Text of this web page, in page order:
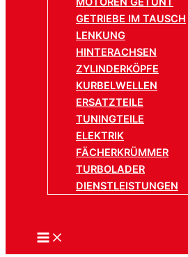
GETRIEBE IM TAUSCH
LENKUNG
HINTERACHSEN
ZYLINDERKÖPFE
KURBELWELLEN
ERSATZTEILE
TUNINGTEILE
ELEKTRIK
FÄCHERKRÜMMER
TURBOLADER
DIENSTLEISTUNGEN